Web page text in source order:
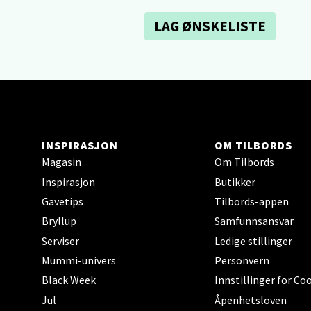
LAG ØNSKELISTE
INSPIRASJON
Magasin
Inspirasjon
Gavetips
Bryllup
Serviser
Mummi-univers
Black Week
Jul
OM TILBORDS
Om Tilbords
Butikker
Tilbords-appen
Samfunnsansvar
Ledige stillinger
Personvern
Innstillinger for
Åpenhetsloven
Åpent i